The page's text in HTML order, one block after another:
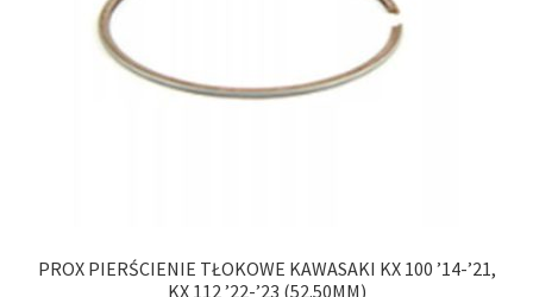
PROX PIERŚCIENIE TŁOKOWE KAWASAKI KX 100 ’14-’21,
KX 112 ’22-’23 (52.50MM)